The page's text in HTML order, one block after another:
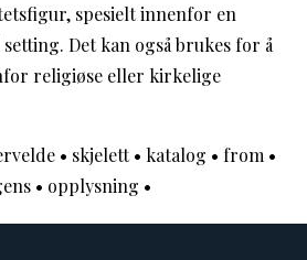
spesielt innenfor en
Det kan også brukes for å
religiøse eller kirkelige
• skjelett• katalog • from •
• opplysning •